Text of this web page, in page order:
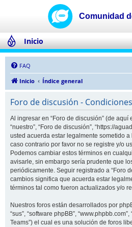
Inicio
FAQ
Inicio
Índice general
Foro de discusión -
Al ingresar en “Foro de discusión” (de aquí
“nuestro”, “Foro de discusión”, “https://
usted acuerda estar legalmente sometido
caso contrario por favor no se registre y/o
Podemos cambiar estos términos en
avisarle, sin embargo sería prudente que
periódicamente. Seguir registrado a “Foro
cambios significa que acuerda estar
términos tal como fueron actualizados y/o
Nuestros foros están desarrollados por
“sus”, “software phpBB”,
Teams”) el cual es una solución de foros